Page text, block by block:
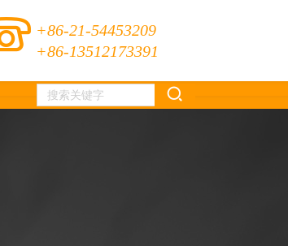
+86-21-54453209
+86-13512173391